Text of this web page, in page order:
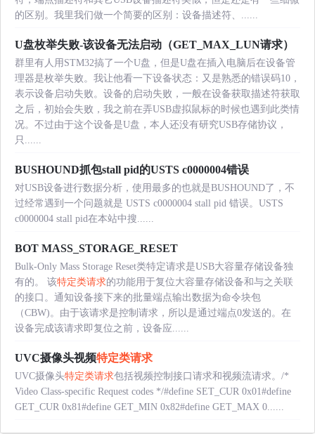
的区别。我里我们做一个简要的区别：设备描述符、......
U盘枚举失败-该设备无法启动（GET_MAX_LUN请求）
群里有人用STM32搞了一个U盘，但是U盘在插入电脑后在设备管
理器是枚举失败。我让他看一下设备状态：又是熟悉的错误码10，
表示设备启动失败。设备的启动失败，一般在设备获取描述符获取
之后，初始会失败，我之前在弄USB虚拟鼠标的时候也遇到此类情
况。不过由于这个设备是U盘，本人还没有研究USB存储协议，
只......
BUSHOUND抓包stall pid的USTS c0000004错误
对USB设备进行数据分析，使用最多的也就是BUSHOUND了，不
过经常遇到一个问题就是 USTS c0000004 stall pid 错误。USTS
c0000004 stall pid在本站中搜......
BOT MASS_STORAGE_RESET
Bulk-Only Mass Storage Reset类特定请求是USB大容量存储设备独
有的。 该特定类请求的功能用于复位大容量存储设备和与之关联
的接口。通知设备接下来的批量端点输出数据为命令块包
（CBW)。由于该请求是控制请求，所以是通过端点0发送的。在
设备完成该请求即复位之前，设备应......
UVC摄像头视频特定类请求
UVC摄像头特定类请求包括视频控制接口请求和视频流请求。/*
Video Class-specific Request codes */#define SET_CUR 0x01#define
GET_CUR 0x81#define GET_MIN 0x82#define GET_MAX 0......